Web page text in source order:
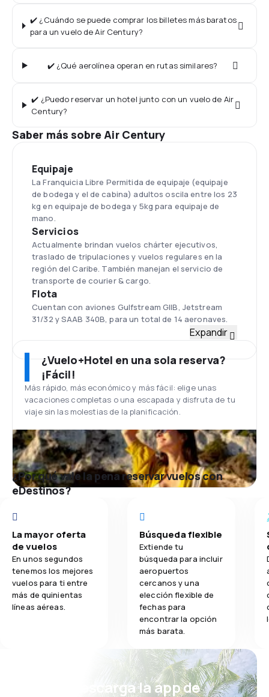
✔️ ¿Cuándo se puede comprar los billetes más baratos
para un vuelo de Air Century?
✔️ ¿Qué aerolínea operan en rutas similares?
✔️ ¿Puedo reservar un hotel junto con un vuelo de Air
Century?
Saber más sobre Air Century
Equipaje
La Franquicia Libre Permitida de equipaje (equipaje
de bodega y el de cabina) adultos oscila entre los 23
kg en equipaje de bodega y 5kg para equipaje de
mano.
Servicios
Actualmente brindan vuelos chárter ejecutivos,
traslado de tripulaciones y vuelos regulares en la
región del Caribe. También manejan el servicio de
transporte de courier & cargo.
Flota
Cuentan con aviones Gulfstream GIIB, Jetstream
31/32 y SAAB 340B, para un total de 14 aeronaves.
Aeropuerto Internacional la Isabela El
Internacional la Isabela El aeropuerto es
mayormente usado para vuelos regionales en el
área del Caribe, aeronaves privadas y deportivas, así
como escuelas de pilotos y clubes aéreos.
Expandir
¿Vuelo+Hotel en una sola reserva?
¡Fácil!
Más rápido, más económico y más fácil: elige unas
vacaciones completas o una escapada y disfruta de tu
viaje sin las molestias de la planificación.
¿Por qué vale la pena reservar vuelos con
eDestinos?
La mayor oferta
de vuelos
En unos segundos
tenemos los mejores
vuelos para ti entre
más de quinientas
líneas aéreas.
Búsqueda flexible
Extiende tu
búsqueda para incluir
aeropuertos
cercanos y una
elección flexible de
fechas para
encontrar la opción
más barata.
¡Eh! Descarga la app de